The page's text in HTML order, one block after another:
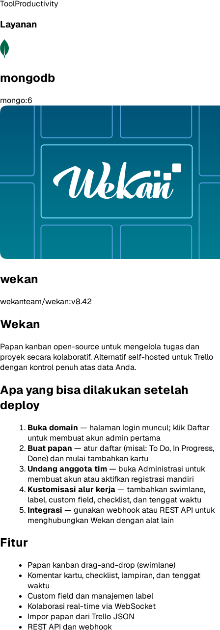
ToolProductivity
Layanan
mongodb
mongo:6
wekan
wekanteam/wekan:v8.42
Wekan
Papan kanban open-source untuk mengelola tugas dan
proyek secara kolaboratif. Alternatif self-hosted untuk Trello
dengan kontrol penuh atas data Anda.
Apa yang bisa dilakukan setelah
deploy
Buka domain — halaman login muncul; klik Daftar
untuk membuat akun admin pertama
Buat papan — atur daftar (misal: To Do, In Progress,
Done) dan mulai tambahkan kartu
Undang anggota tim— buka Administrasi untuk
membuat akun atau aktifkan registrasi mandiri
Kustomisasi alur kerja— tambahkan swimlane,
label, custom field, checklist, dan tenggat waktu
Integrasi — gunakan webhook atau REST API untuk
menghubungkan Wekan dengan alat lain
Fitur
Papan kanban drag-and-drop (swimlane)
Komentar kartu, checklist, lampiran, dan tenggat
waktu
Custom field dan manajemen label
Kolaborasi real-time via WebSocket
Impor papan dari Trello JSON
REST API dan webhook